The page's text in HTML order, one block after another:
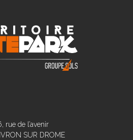
rue de l’avenir
SUR DROME